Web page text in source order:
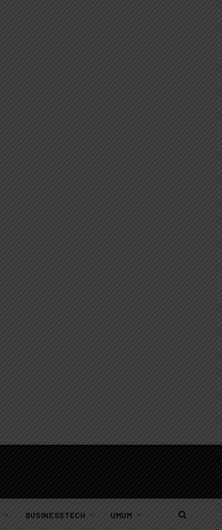
BUSINESSTECH UMUM